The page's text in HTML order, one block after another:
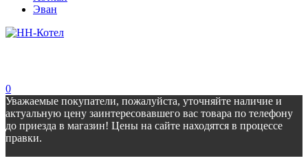
Эван
0
Уважаемые покупатели, пожалуйста, уточняйте наличие и
актуальную цену заинтересовавшего вас товара по телефону
до приезда в магазин! Цены на сайте находятся в процессе
правки.